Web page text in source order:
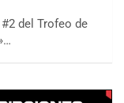
del Trofeo de